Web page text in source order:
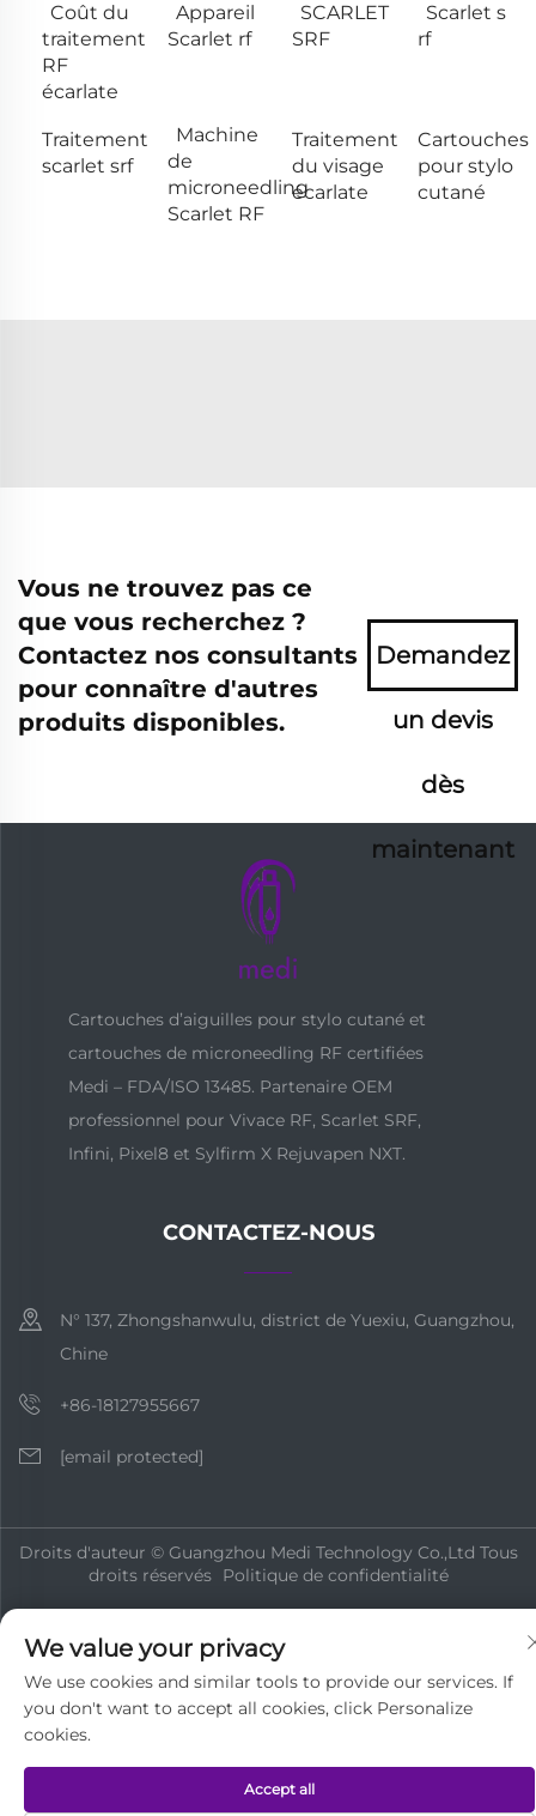
Coût du
traitement
RF
écarlate
Appareil
Scarlet rf
SCARLET
SRF
Scarlet s
rf
Traitement
scarlet srf
Machine
de
microneedling
Scarlet RF
Traitement
du visage
écarlate
Cartouches
pour stylo
cutané
Vous ne trouvez pas ce
que vous recherchez ?
Contactez nos consultants
pour connaître d'autres
produits disponibles.
Demandez
un devis
dès
maintenant
Cartouches d’aiguilles pour stylo cutané et
cartouches de microneedling RF certifiées
Medi – FDA/ISO 13485. Partenaire OEM
professionnel pour Vivace RF, Scarlet SRF,
Infini, Pixel8 et Sylfirm X Rejuvapen NXT.
CONTACTEZ-NOUS
N° 137, Zhongshanwulu, district de Yuexiu, Guangzhou,
Chine
+86-18127955667
[email protected]
Droits d'auteur © Guangzhou Medi Technology Co.,Ltd Tous
droits réservés Politique de confidentialité
We value your privacy
We use cookies and similar tools to provide our services. If
you don't want to accept all cookies, click Personalize
cookies.
Accept all